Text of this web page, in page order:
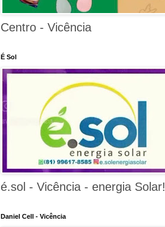
Centro - Vicência
É Sol
é.sol - Vicência - energia Solar!
Daniel Cell - Vicência